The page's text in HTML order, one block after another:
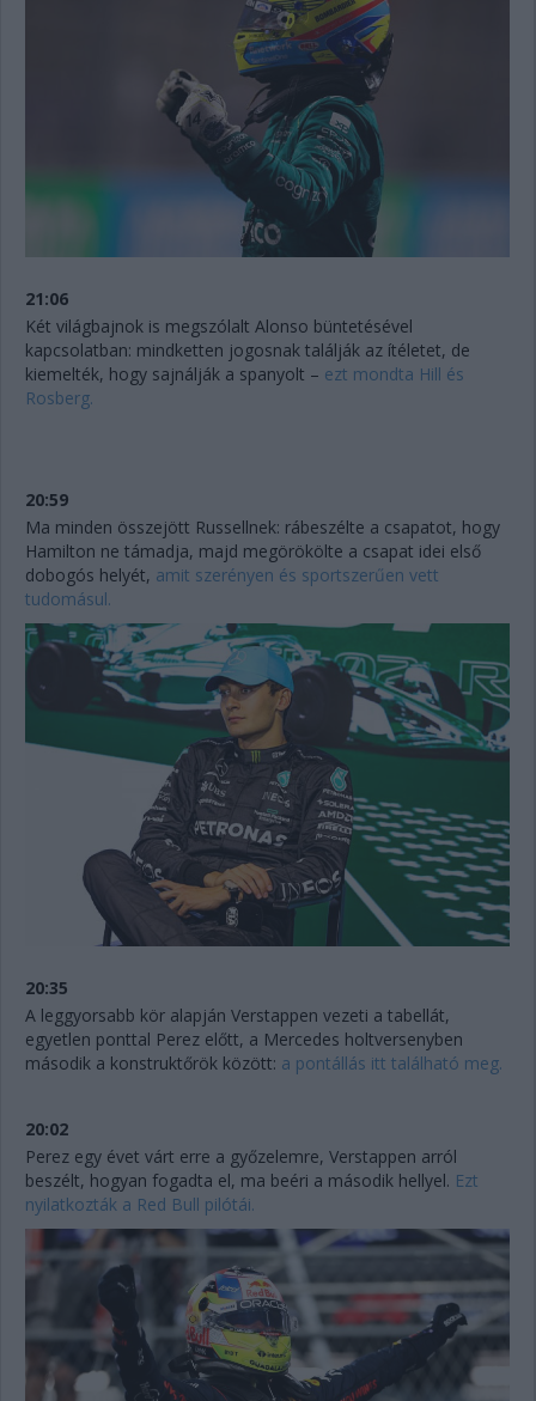
21:06
Két világbajnok is megszólalt Alonso büntetésével
kapcsolatban: mindketten jogosnak találják az ítéletet, de
kiemelték, hogy sajnálják a spanyolt – ezt mondta Hill és
Rosberg.
20:59
Ma minden összejött Russellnek: rábeszélte a csapatot, hogy
Hamilton ne támadja, majd megörökölte a csapat idei első
dobogós helyét, amit szerényen és sportszerűen vett
tudomásul.
20:35
A leggyorsabb kör alapján Verstappen vezeti a tabellát,
egyetlen ponttal Perez előtt, a Mercedes holtversenyben
második a konstruktőrök között: a pontállás itt található meg.
20:02
Perez egy évet várt erre a győzelemre, Verstappen arról
beszélt, hogyan fogadta el, ma beéri a második hellyel. Ezt
nyilatkozták a Red Bull pilótái.